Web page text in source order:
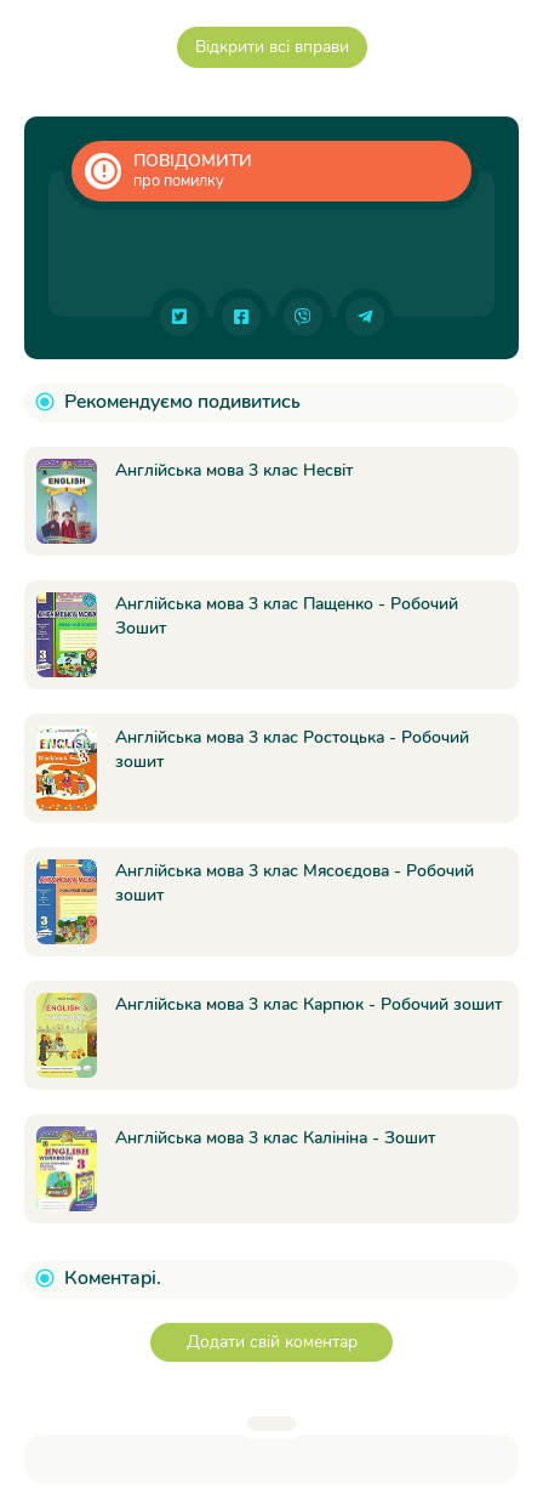
ПОВІДОМИТИ
про помилку
Рекомендуємо подивитись
Англійська мова 3 клас Несвіт
Англійська мова 3 клас Пащенко - Робочий
Зошит
Англійська мова 3 клас Ростоцька - Робочий
зошит
Англійська мова 3 клас Мясоєдова - Робочий
зошит
Англійська мова 3 клас Карпюк - Робочий зошит
Англійська мова 3 клас Калініна - Зошит
Коментарі.
Додати свій коментар